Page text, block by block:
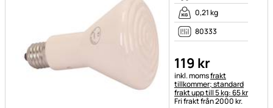
0,21 kg
80333
119 kr
Skatteinformation:
inkl. momsfrakt
tillkommer; standard
frakt upp till 5 kg: 65 kr
Fri frakt från 2000 kr.